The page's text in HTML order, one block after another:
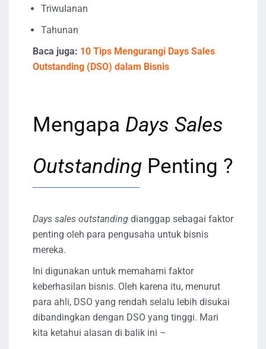
Triwulanan
Tahunan
Baca juga: 10 Tips Mengurangi Days Sales
Outstanding (DSO) dalam Bisnis
Mengapa Days Sales
Outstanding Penting ?
Days sales outstanding dianggap sebagai faktor
penting oleh para pengusaha untuk bisnis
mereka.
Ini digunakan untuk memahami faktor
keberhasilan bisnis. Oleh karena itu, menurut
para ahli, DSO yang rendah selalu lebih disukai
dibandingkan dengan DSO yang tinggi. Mari
kita ketahui alasan di balik ini –